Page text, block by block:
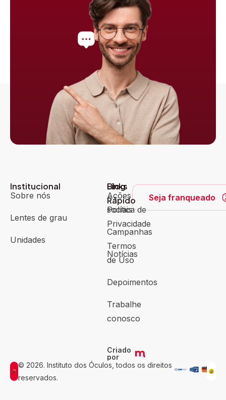
Institucional
Sobre nós
Lentes de grau
Unidades
Blog
Ações
sociais
Campanhas
Notícias
Links
Rápido
Política de
Privacidade
Termos
de Uso
Depoimentos
Trabalhe
conosco
Criado
por
Seja franqueado
© 2026. Instituto dos Óculos, todos os direitos
reservados.